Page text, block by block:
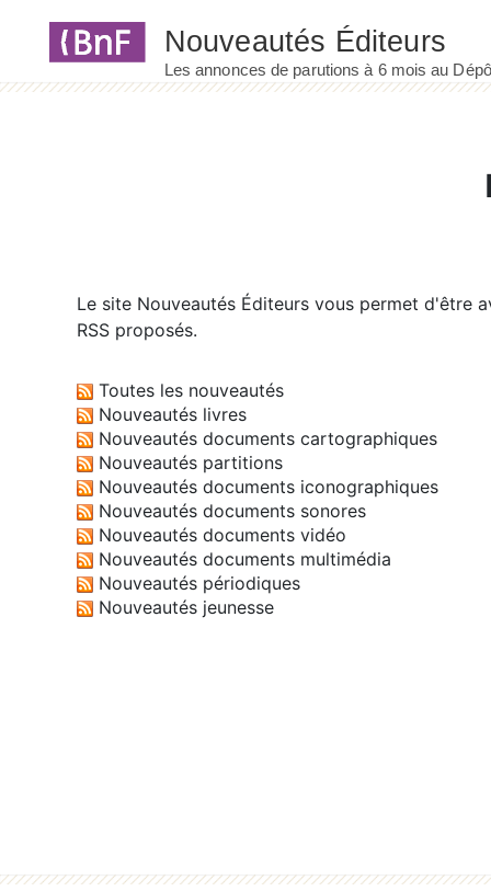
Le site Nouveautés Éditeurs vous permet d'être
RSS proposés.
Toutes les nouveautés
Nouveautés livres
Nouveautés documents cartographiques
Nouveautés partitions
Nouveautés documents iconographiques
Nouveautés documents sonores
Nouveautés documents vidéo
Nouveautés documents multimédia
Nouveautés périodiques
Nouveautés jeunesse